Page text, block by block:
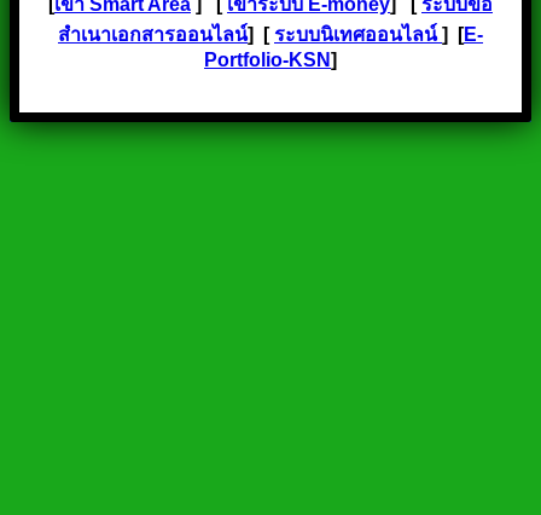
[เข้า Smart Area ] [ เข้าระบบ E-money] [ระบบขอ
สำเนาเอกสารออนไลน์] [ระบบนิเทศออนไลน์] [E-
Portfolio-KSN]